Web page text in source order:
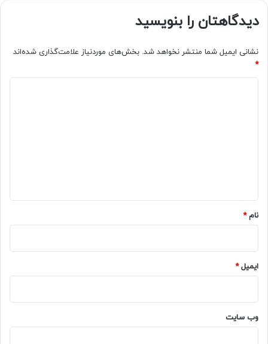
دیدگاهتان را بنویسید
نشانی ایمیل شما منتشر نخواهد شد. بخش‌های موردنیاز علامت‌گذاری شده‌اند
*
نام*
ایمیل*
وب‌ سایت